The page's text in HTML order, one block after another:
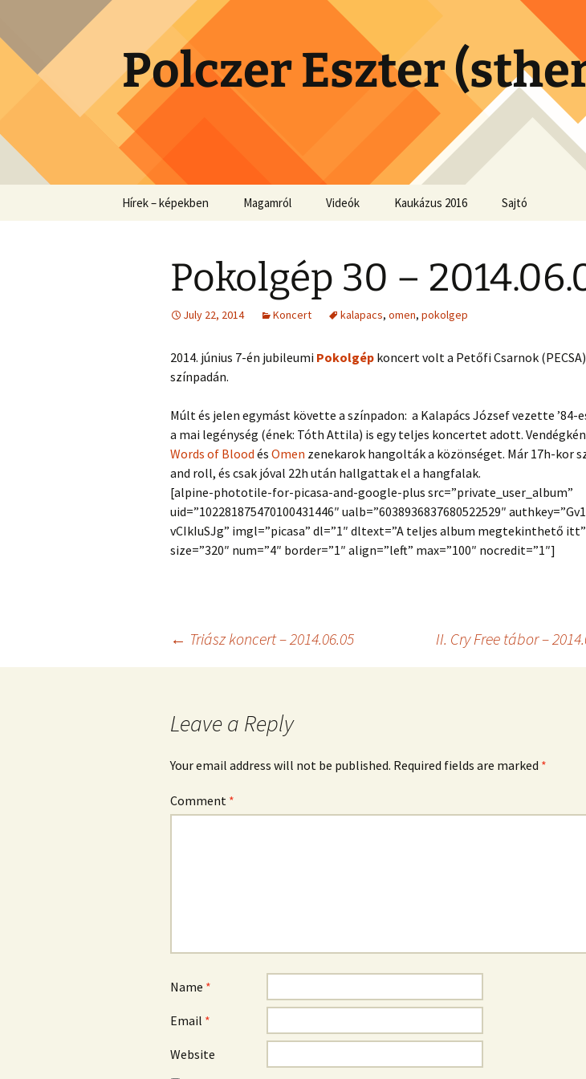
content
Polczer Eszter
Hírek – képekben Magamról Videók Kaukázus 2016 Sajtó
Pokolgép 30 –
July 22, 2014 Koncert kalapacs, omen, pokolgep
2014. június 7-én jubileumi Pokolgép koncert volt a Petőfi Csarnok
színpadán.
Múlt és jelen egymást követte a színpadon: a Kalapács József vezette ’84-
a mai legénység (ének: Tóth Attila) is egy teljes koncertet adott.
Words of Blood és Omen zenekarok hangolták a közönséget. Már 17h-kor
and roll, és csak jóval 22h után hallgattak el a hangfalak.
[alpine-phototile-for-picasa-and-google-plus src=”private_user_album”
uid=”102281875470100431446″ ualb=”6038936837680522529″
vCIkIuSJg” imgl=”picasa” dl=”1″ dltext=”A teljes album megtekinthető itt”
size=”320″ num=”4″ border=”1″ align=”left” max=”100″ nocredit=”1″]
← Triász koncert – 2014.06.05 II. Cry Free tábor –
Leave a Reply
Your email address will not be published. Required fields are marked *
Comment *
Name *
Email *
Website